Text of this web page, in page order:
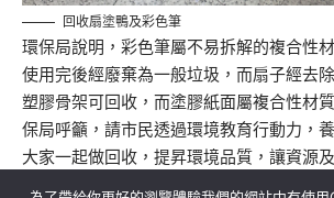
回收扇塗鴨及彩色筆
環保局說明，彩色筆屬不易拆解的複合性
使用完後經廢棄為一般垃圾，而扇子經去
塑膠骨架可回收，而塗膠紙面屬複合性材
保局呼籲，請市民透過環境教育行動力，
大家一起做回收，提昇環境品質，讓資源